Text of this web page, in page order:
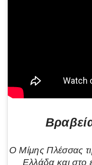
Ο Μίμης Πλέσσας
Ελλάδα και στο